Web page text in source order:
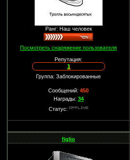
Ранг: Наш человек
Посмотреть снаряжение пользователя
Репутация:
1
Группа: Заблокированные
Сообщений:450
Награды: 34
Статус:
figlio